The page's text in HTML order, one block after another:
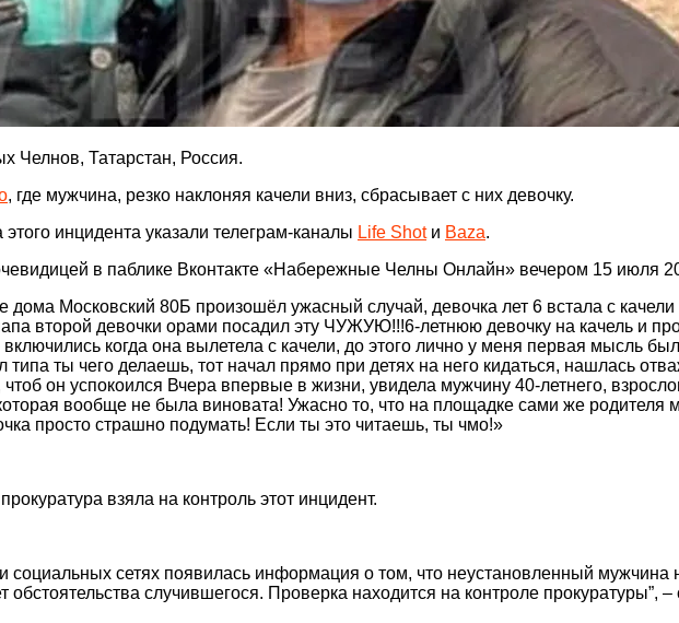
Челнов, Татарстан, Россия.
, где мужчина, резко наклоняя качели вниз, сбрасывает с них девочку.
инцидента указали телеграм-каналы Life Shotи Baza.
в паблике Вконтакте «Набережные Челны Онлайн» вечером 15 июля
Московский 80Б произошёл ужасный случай, девочка лет 6 встала с
второй девочки орами посадил эту ЧУЖУЮ!!!6-летнюю девочку на качель и
когда она вылетела с качели, до этого лично у меня первая мысль
ты чего делаешь, тот начал прямо при детях на него кидаться, нашлась
чтоб он успокоился Вчера впервые в жизни, увидела мужчину 40-летнего,
вообще не была виновата! Ужасно то, что на площадке сами же родителя
просто страшно подумать! Если ты это читаешь, ты чмо!»
прокуратура взяла на контроль этот инцидент.
социальных сетях появилась информация о том, что неустановленный
обстоятельства случившегося. Проверка находится на контроле прокуратуры”,